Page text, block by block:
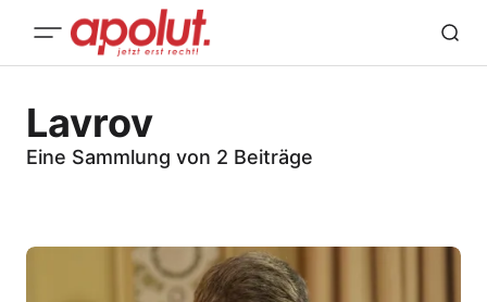
Lavrov
Eine Sammlung von 2 Beiträge